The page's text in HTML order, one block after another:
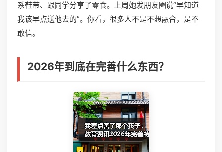
系鞋带、跟同学分享了零食。上周她发朋友圈说“早知道
我该早点送他去的”。你看，很多人不是不想融合，是不
敢信。
2026年到底在完善什么东西？